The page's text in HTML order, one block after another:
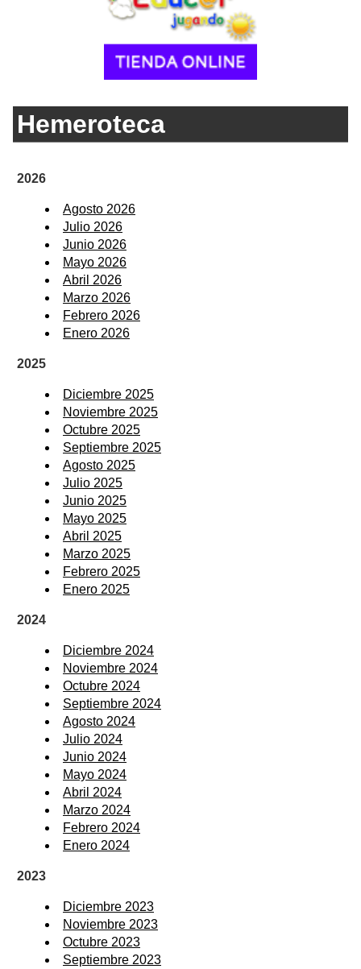
Hemeroteca
2026
Agosto 2026
Julio 2026
Junio 2026
Mayo 2026
Abril 2026
Marzo 2026
Febrero 2026
Enero 2026
2025
Diciembre 2025
Noviembre 2025
Octubre 2025
Septiembre 2025
Agosto 2025
Julio 2025
Junio 2025
Mayo 2025
Abril 2025
Marzo 2025
Febrero 2025
Enero 2025
2024
Diciembre 2024
Noviembre 2024
Octubre 2024
Septiembre 2024
Agosto 2024
Julio 2024
Junio 2024
Mayo 2024
Abril 2024
Marzo 2024
Febrero 2024
Enero 2024
2023
Diciembre 2023
Noviembre 2023
Octubre 2023
Septiembre 2023